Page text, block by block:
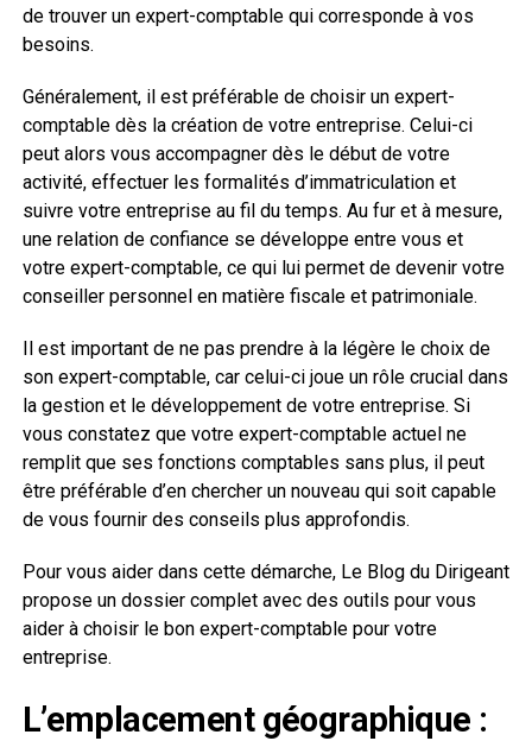
de trouver un expert-comptable qui corresponde à vos
besoins.
Généralement, il est préférable de choisir un expert-
comptable dès la création de votre entreprise. Celui-ci
peut alors vous accompagner dès le début de votre
activité, effectuer les formalités d’immatriculation et
suivre votre entreprise au fil du temps. Au fur et à mesure,
une relation de confiance se développe entre vous et
votre expert-comptable, ce qui lui permet de devenir votre
conseiller personnel en matière fiscale et patrimoniale.
Il est important de ne pas prendre à la légère le choix de
son expert-comptable, car celui-ci joue un rôle crucial dans
la gestion et le développement de votre entreprise. Si
vous constatez que votre expert-comptable actuel ne
remplit que ses fonctions comptables sans plus, il peut
être préférable d’en chercher un nouveau qui soit capable
de vous fournir des conseils plus approfondis.
Pour vous aider dans cette démarche, Le Blog du Dirigeant
propose un dossier complet avec des outils pour vous
aider à choisir le bon expert-comptable pour votre
entreprise.
L’emplacement géographique :